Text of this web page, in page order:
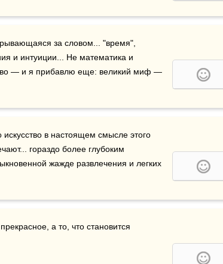
за словом... "время",
и интуиции... Не математика и
— и я прибавлю еще: великий миф —
искусство в настоящем смысле этого
гораздо более глубоким
а то, что становится